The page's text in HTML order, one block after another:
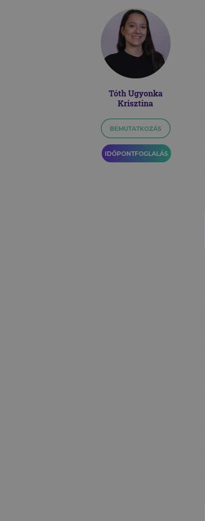
Tóth Ugyonka
Krisztina
BEMUTATKOZÁS
IDŐPONTFOGLALÁS